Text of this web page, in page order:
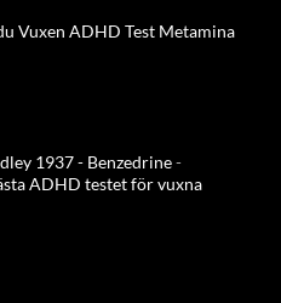
Vuxen ADHD Test Metamina
1937 - Benzedrine-
ADHD testet för vuxna